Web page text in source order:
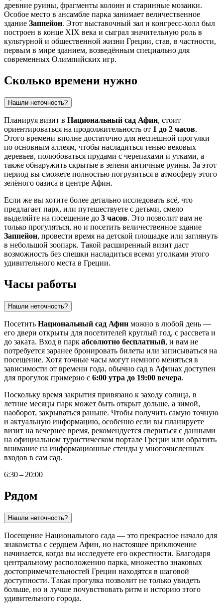
древние руины, фрагменты колонн и старинные мозаики.
Особое место в ансамбле парка занимает величественное
здание Заппейон. Этот выставочный зал и конгресс-холл был
построен в конце XIX века и сыграл значительную роль в
культурной и общественной жизни Греции, став, в частности,
первым в мире зданием, возведённым специально для
современных Олимпийских игр.
Сколько времени нужно
Нашли неточность?
Планируя визит в Национальный сад Афин, стоит
ориентироваться на продолжительность от 1 до 2 часов.
Этого времени вполне достаточно для неспешной прогулки
по основным аллеям, чтобы насладиться тенью вековых
деревьев, полюбоваться прудами с черепахами и утками, а
также обнаружить скрытые в зелени античные руины. За этот
период вы сможете полностью погрузиться в атмосферу этого
зелёного оазиса в центре Афин.
Если же вы хотите более детально исследовать всё, что
предлагает парк, или путешествуете с детьми, смело
выделяйте на посещение до 3 часов. Это позволит вам не
только прогуляться, но и посетить величественное здание
Заппейон, провести время на детской площадке или заглянуть
в небольшой зоопарк. Такой расширенный визит даст
возможность без спешки насладиться всеми уголками этого
удивительного места в Греции.
Часы работы
Нашли неточность?
Посетить Национальный сад Афин можно в любой день —
его двери открыты для посетителей круглый год, с рассвета и
до заката. Вход в парк абсолютно бесплатный, и вам не
потребуется заранее бронировать билеты или записываться на
посещение. Хотя точные часы могут немного меняться в
зависимости от времени года, обычно сад в Афинах доступен
для прогулок примерно с 6:00 утра до 19:00 вечера.
Поскольку время закрытия привязано к заходу солнца, в
летние месяцы парк может быть открыт дольше, а зимой,
наоборот, закрываться раньше. Чтобы получить самую точную
и актуальную информацию, особенно если вы планируете
визит на вечернее время, рекомендуется свериться с данными
на официальном туристическом портале Греции или обратить
внимание на информационные стенды у многочисленных
входов в сам сад.
6:30 – 20:00
Рядом
Нашли неточность?
Посещение Национального сада — это прекрасное начало для
знакомства с сердцем Афин, но настоящее приключение
начинается, когда вы исследуете его окрестности. Благодаря
центральному расположению парка, множество знаковых
достопримечательностей Греции находятся в шаговой
доступности. Такая прогулка позволит не только увидеть
больше, но и лучше почувствовать ритм и историю этого
удивительного города.